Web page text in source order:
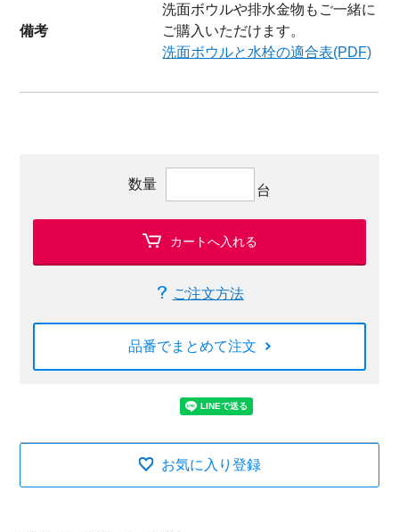
備考
洗面ボウルや排水金物もご一緒に
ご購入いただけます。
洗面ボウルと水栓の適合表(PDF)
数量 台
カートへ入れる
ご注文方法
品番でまとめて注文
お気に入り登録